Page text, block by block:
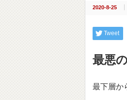
2020-8-25
Tweet
最悪
最下層か